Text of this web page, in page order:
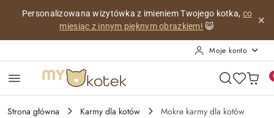
Przejdź do treści głównej
Przejdź do wyszukiwarki
Przejdź do moje konto
Przejdź do menu głównego
Przejdź do opisu produktu
Przejdź do stopki
Personalizowana wizytówka z imieniem Twojego kotka, co
miesiąc z innym pięknym obrazkiem! 😺
Moje konto
Strona główna Karmy dla kotów Mokre karmy dla kotów